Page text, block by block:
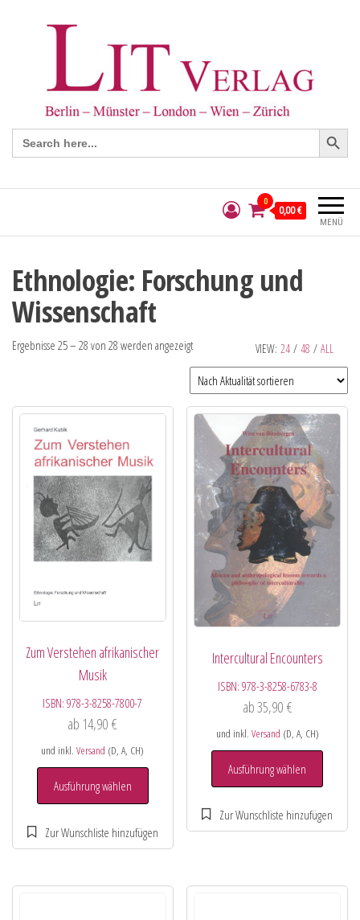
Search
for:
Search Button
MENÜ
0
0,00 €
Ethnologie: Forschung und
Wissenschaft
VIEW: 24 / 48 / ALL
Ergebnisse 25 – 28 von 28 werden angezeigt
Zum Verstehen afrikanischer
Musik
ISBN:978-3-8258-7800-7
ab 14,90€
und inkl.Versand (D, A, CH)
Ausführung wählen
Intercultural Encounters
ISBN: 978-3-8258-6783-8
ab35,90 €
und inkl. Versand (D, A, CH)
Ausführung wählen